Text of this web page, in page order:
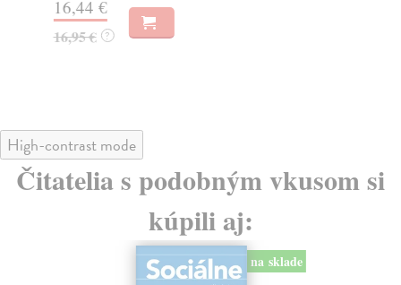
16,44 €
16,95 € ?
High-contrast mode
Čitatelia s podobným vkusom si
kúpili aj:
na sklade